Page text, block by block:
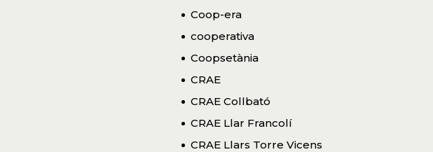
Coop-era
cooperativa
Coopsetània
CRAE
CRAE Collbató
CRAE Llar Francolí
CRAE Llars Torre Vicens